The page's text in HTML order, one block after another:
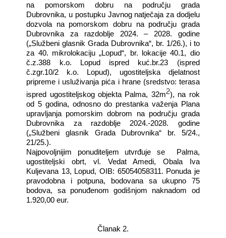
na pomorskom dobru na području grada
Dubrovnika, u postupku Javnog natječaja za dodjelu
dozvola na pomorskom dobru na području grada
Dubrovnika za razdoblje 2024. – 2028. godine
(„Službeni glasnik Grada Dubrovnika“, br. 1/26.), i to
za 40. mikrolokaciju „Lopud“, br. lokacije 40.1, dio
č.z.388 k.o. Lopud ispred kuć.br.23 (ispred
č.zgr.10/2 k.o. Lopud), ugostiteljska djelatnost
pripreme i usluživanja pića i hrane (sredstvo: terasa
ispred ugostiteljskog objekta Palma, 32m2), na rok
od 5 godina, odnosno do prestanka važenja Plana
upravljanja pomorskim dobrom na području grada
Dubrovnika za razdoblje 2024.-2028. godine
(„Službeni glasnik Grada Dubrovnika“ br. 5/24.,
21/25.).
Najpovoljnijim ponuditeljem utvrđuje se
Palma,
ugostiteljski obrt, vl. Vedat Amedi, Obala Iva
Kuljevana 13, Lopud, OIB: 65054058311. Ponuda je
pravodobna i potpuna, bodovana sa ukupno 75
bodova, sa ponuđenom godišnjom naknadom od
1.920,00 eur.
Članak 2.